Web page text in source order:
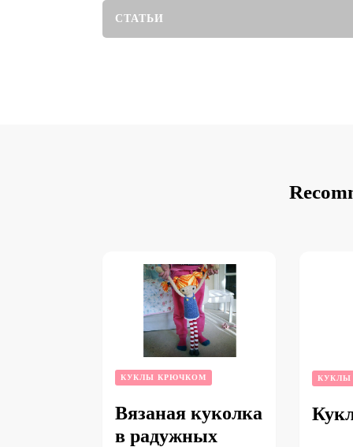
СТАТЬИ
КУКЛЫ КРЮЧКОМ
Вязаная куколка
в радужных